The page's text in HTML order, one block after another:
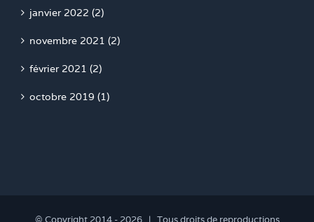
janvier 2022 (2)
novembre 2021 (2)
février 2021 (2)
octobre 2019 (1)